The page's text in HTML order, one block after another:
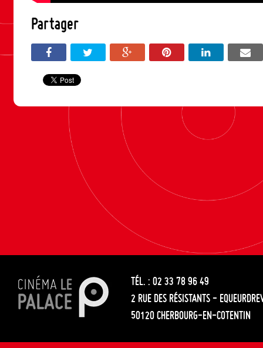
Partager
TÉL. : 02 33 78 96 49
2 RUE DES RÉSISTANTS -
50120 CHERBOURG-EN-COTENTIN